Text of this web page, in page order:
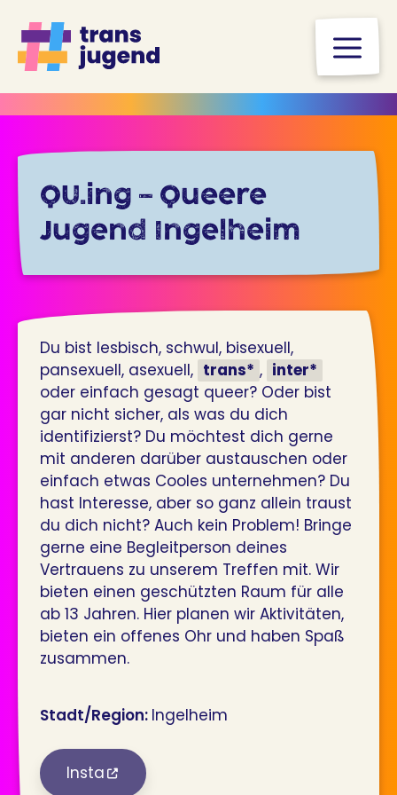
Inhalt
springen
QU.ing – Queere
Jugend Ingelheim
Du bist lesbisch, schwul, bisexuell,
pansexuell, asexuell, trans* , inter*
oder einfach gesagt queer? Oder bist
gar nicht sicher, als was du dich
identifizierst? Du möchtest dich gerne
mit anderen darüber austauschen oder
einfach etwas Cooles unternehmen? Du
hast Interesse, aber so ganz allein traust
du dich nicht? Auch kein Problem! Bringe
gerne eine Begleitperson deines
Vertrauens zu unserem Treffen mit. Wir
bieten einen geschützten Raum für alle
ab 13 Jahren. Hier planen wir Aktivitäten,
bieten ein offenes Ohr und haben Spaß
zusammen.
Stadt/Region: Ingelheim
Insta